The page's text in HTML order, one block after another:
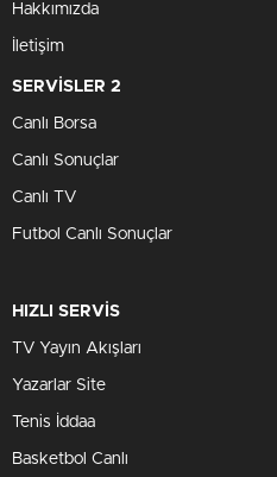
Hakkımızda
İletişim
SERVİSLER 2
Canlı Borsa
Canlı Sonuçlar
Canlı TV
Futbol Canlı Sonuçlar
HIZLI SERVİS
TV Yayın Akışları
Yazarlar Site
Tenis İddaa
Basketbol Canlı